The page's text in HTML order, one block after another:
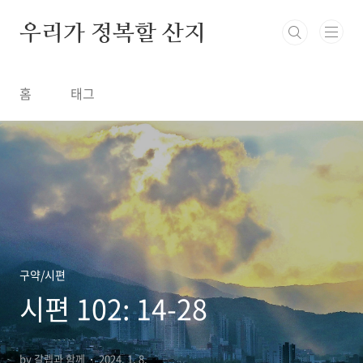
우리가 정복할 산지
홈 태그
구약/시편
시편 102: 14-28
by 갈렙과 함께 2024. 1. 8.